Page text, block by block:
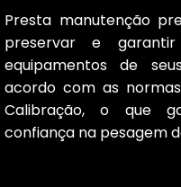
Presta manutenção
preservar e
equipamentos de
acordo com as
Calibração, o que
confiança na pesagem